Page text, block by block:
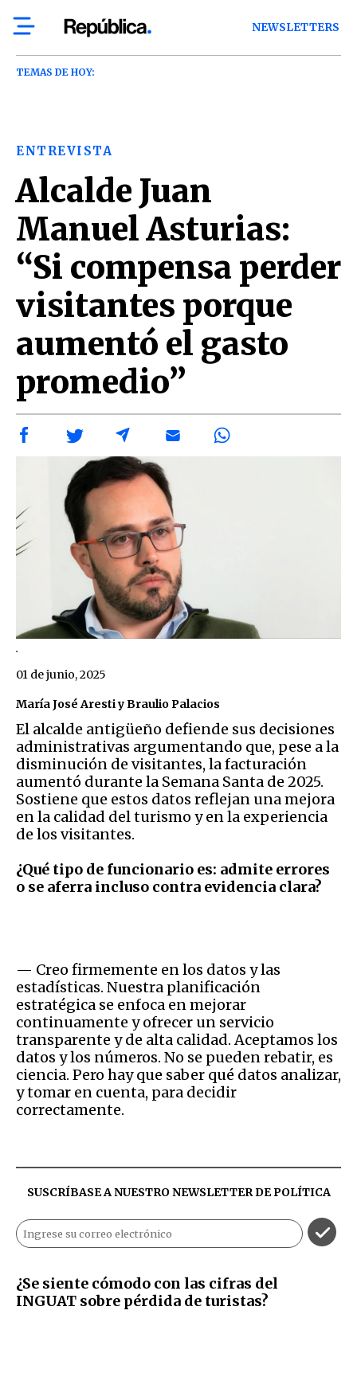
NEWSLETTERS
TEMAS DE HOY:
ENTREVISTA
Alcalde Juan
Manuel Asturias:
“Si compensa perder
visitantes porque
aumentó el gasto
promedio”
.
María José Aresti y Braulio Palacios
01 de junio, 2025
El alcalde antigüeño defiende sus decisiones
administrativas argumentando que, pese a la
disminución de visitantes, la facturación
aumentó durante la Semana Santa de 2025.
Sostiene que estos datos reflejan una mejora
en la calidad del turismo y en la experiencia
de los visitantes.
¿Qué tipo de funcionario es: admite errores
o se aferra incluso contra evidencia clara?
— Creo firmemente en los datos y las
estadísticas. Nuestra planificación
estratégica se enfoca en mejorar
continuamente y ofrecer un servicio
transparente y de alta calidad. Aceptamos los
datos y los números. No se pueden rebatir, es
ciencia. Pero hay que saber qué datos analizar,
y tomar en cuenta, para decidir
correctamente.
SUSCRÍBASE A NUESTRO NEWSLETTER DEPOLÍTICA
¿Se siente cómodo con las cifras del
INGUAT sobre pérdida de turistas?